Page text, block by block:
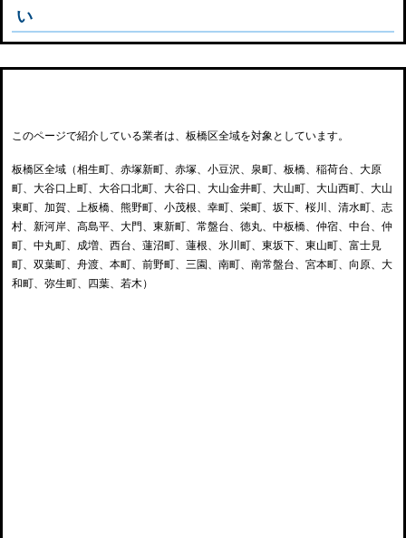
い
このページで紹介している業者は、板橋区全域を対象としています。
板橋区全域（相生町、赤塚新町、赤塚、小豆沢、泉町、板橋、稲荷台、大原
町、大谷口上町、大谷口北町、大谷口、大山金井町、大山町、大山西町、大山
東町、加賀、上板橋、熊野町、小茂根、幸町、栄町、坂下、桜川、清水町、志
村、新河岸、高島平、大門、東新町、常盤台、徳丸、中板橋、仲宿、中台、仲
町、中丸町、成増、西台、蓮沼町、蓮根、氷川町、東坂下、東山町、富士見
町、双葉町、舟渡、本町、前野町、三園、南町、南常盤台、宮本町、向原、大
和町、弥生町、四葉、若木）